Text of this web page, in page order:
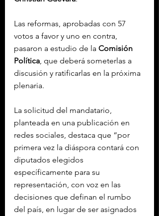
Las reformas, aprobadas con 57
votos a favor y uno en contra,
pasaron a estudio de la Comisión
Política , que deberá someterlas a
discusión y ratificarlas en la próxima
plenaria.
La solicitud del mandatario,
planteada en una publicación en
redes sociales, destaca que “por
primera vez la diáspora contará con
diputados elegidos
específicamente para su
representación, con voz en las
decisiones que definan el rumbo
del país, en lugar de ser asignados